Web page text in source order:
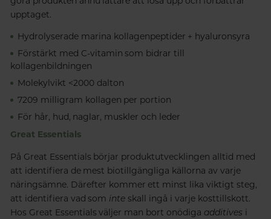
upptaget.
Hydrolyserade marina kollagenpeptider + hyaluronsyra
Förstärkt med C-vitamin som bidrar till
kollagenbildningen
Molekylvikt <2000 dalton
7209 milligram kollagen per portion
För hår, hud, naglar, muskler och leder
Great Essentials
På Great Essentials börjar produktutvecklingen alltid med
att identifiera de mest biotillgängliga källorna av varje
näringsämne. Därefter kommer ett minst lika viktigt steg,
att identifiera vad som inte skall ingå i varje kosttillskott.
Hos Great Essentials väljer man bort onödiga additives i